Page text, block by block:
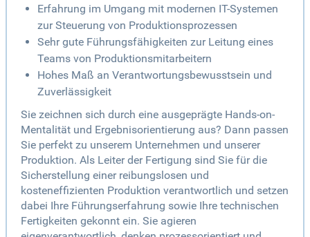
Erfahrung im Umgang mit modernen IT-Systemen
zur Steuerung von Produktionsprozessen
Sehr gute Führungsfähigkeiten zur Leitung eines
Teams von Produktionsmitarbeitern
Hohes Maß an Verantwortungsbewusstsein und
Zuverlässigkeit
Sie zeichnen sich durch eine ausgeprägte Hands-on-
Mentalität und Ergebnisorientierung aus? Dann passen
Sie perfekt zu unserem Unternehmen und unserer
Produktion. Als Leiter der Fertigung sind Sie für die
Sicherstellung einer reibungslosen und
kosteneffizienten Produktion verantwortlich und setzen
dabei Ihre Führungserfahrung sowie Ihre technischen
Fertigkeiten gekonnt ein. Sie agieren